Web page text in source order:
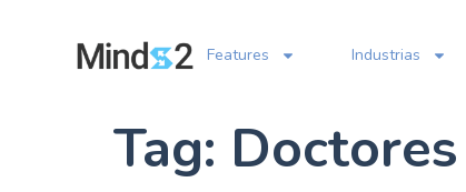
Features Industrias
Tag: Doctores